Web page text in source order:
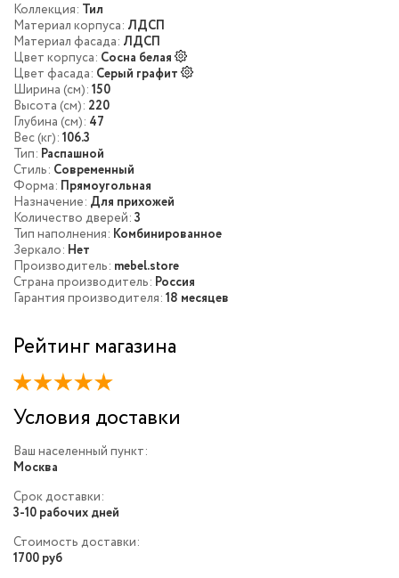
Коллекция: Тил
Материал корпуса: ЛДСП
Материал фасада: ЛДСП
Цвет корпуса: Сосна белая
Цвет фасада: Серый графит
Ширина (см): 150
Высота (см): 220
Глубина (см): 47
Вес (кг): 106.3
Тип: Распашной
Стиль: Современный
Форма: Прямоугольная
Назначение: Для прихожей
Количество дверей: 3
Тип наполнения: Комбинированное
Зеркало: Нет
Производитель: mebel.store
Страна производитель: Россия
Гарантия производителя: 18 месяцев
Рейтинг магазина
Условия доставки
Ваш населенный пункт:
Москва
Срок доставки:
3-10 рабочих дней
Стоимость доставки:
1700 руб